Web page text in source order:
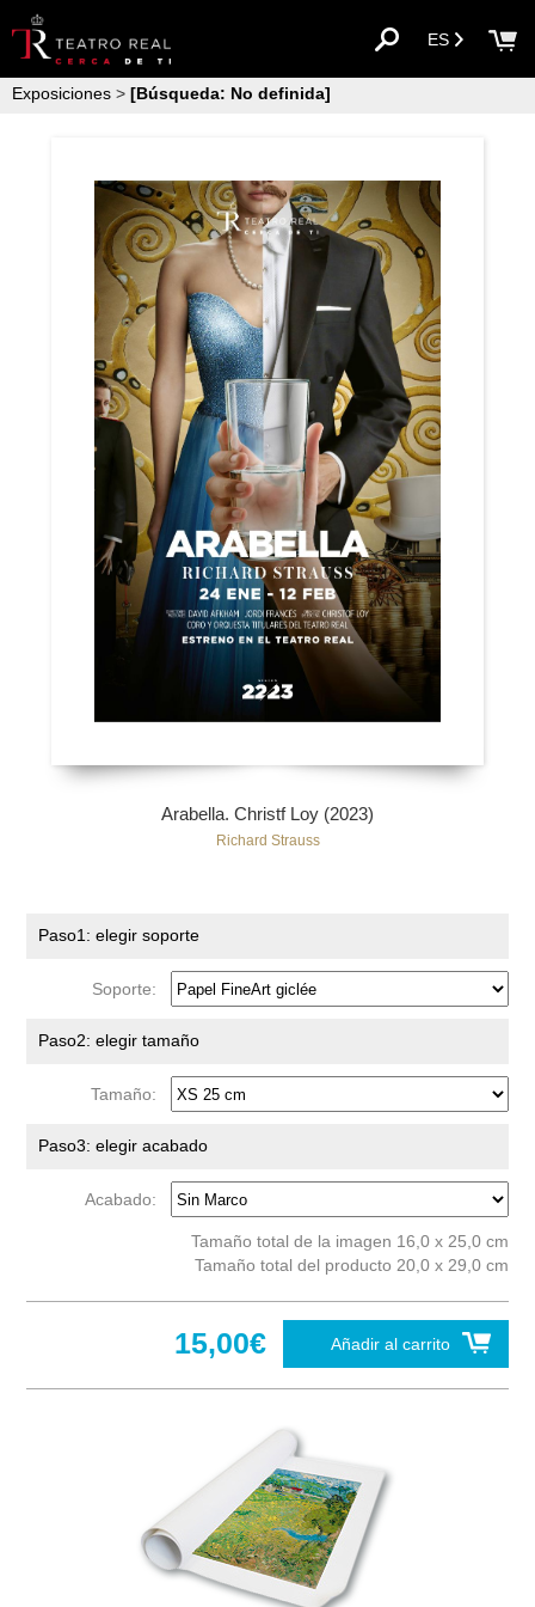
ES
Exposiciones > [Búsqueda: No definida]
Arabella. Christf Loy (2023)
Richard Strauss
Paso1: elegir soporte
Soporte:
Paso2: elegir tamaño
Tamaño:
Paso3: elegir acabado
Acabado:
Tamaño total de la imagen 16,0 x 25,0 cm
Tamaño total del producto 20,0 x 29,0 cm
Añadir al carrito
15,00€